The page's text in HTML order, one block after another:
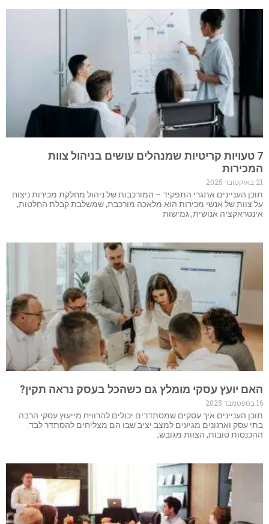
7 טעויות קריטיות שמנהלים עושים בניהול צוות
המכירות
21 באוקטובר 2025
תוכן העניינים אתגרי התפקיד – המורכבות של ניהול מחלקת מכירות ניצוח
על צוות של אנשי מכירות הוא מלאכה מורכבת, שמשלבת קבלת החלטות,
אינטראקציה אנושית, גמישות
האם יועץ עסקי מומלץ גם כשהכל בעסק נראה תקין?
16 בספטמבר 2025
תוכן העניינים איך עסקים שמסתדרים יכולים להרוויח מייעוץ עסקי הרבה
בתי עסק וארגונים מגיעים למצב יציב שבו הם מצליחים להסתדר לבד.
ההכנסות טובות, הצוות מגובש,